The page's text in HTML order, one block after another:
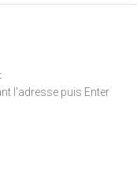
l'adresse puis Enter